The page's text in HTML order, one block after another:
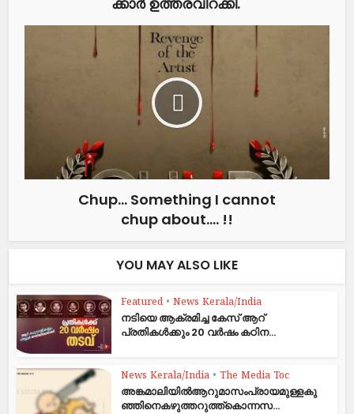
Chup… Something I cannot
chup about…. !!
YOU MAY ALSO LIKE
Featured • News Kerala/India
നടിയെ ആക്രമിച്ച കേസ് ആറ്
പ്രതികൾക്കും 20 വർഷം കഠിന...
News Kerala/India • The Media Toc
അങ്കമാലിയിൽആറുമാസംപ്രായമുള്ളകു
ഞ്ഞിനെകഴുത്തറുത്ത്കൊന്നസ...